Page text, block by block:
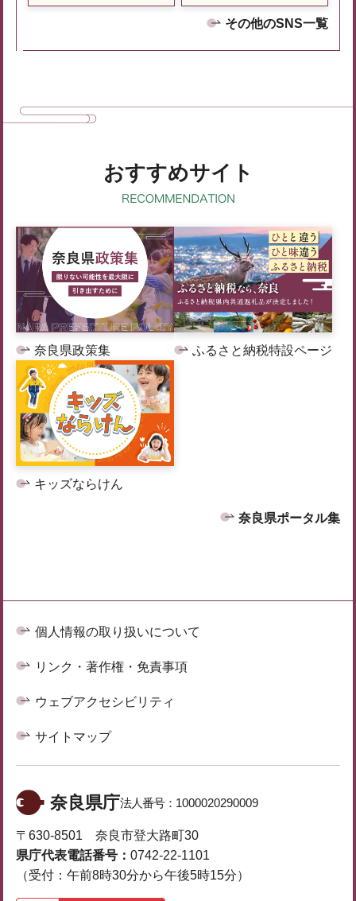
その他のSNS一覧
おすすめサイト
奈良県政策集 ふるさと納税特設ページ
キッズならけん
奈良県ポータル集
個人情報の取り扱いについて
リンク・著作権・免責事項
ウェブアクセシビリティ
サイトマップ
奈良県庁法人番号： 1000020290009
〒630-8501 奈良市登大路町30
県庁代表電話番号： 0742-22-1101
（受付：午前8時30分から午後5時15分）